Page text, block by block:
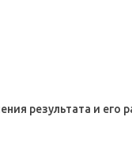
результата и его